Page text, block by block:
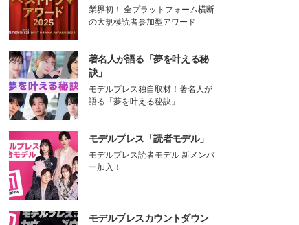
業界初！ 全プラットフォーム横断
の大規模読者参加型アワード
著名人が語る「夢を叶える秘
訣」
モデルプレス独自取材！著名人が
語る「夢を叶える秘訣」
モデルプレス「読者モデル」
モデルプレス読者モデル 新メンバ
ー加入！
モデルプレスカウントダウン